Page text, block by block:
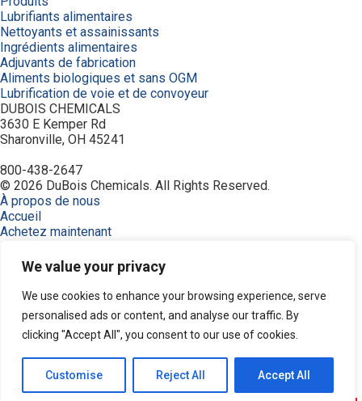
We value your privacy
We use cookies to enhance your browsing experience, serve
personalised ads or content, and analyse our traffic. By
clicking "Accept All", you consent to our use of cookies.
Customise Reject All Accept All
Lubrifiants alimentaires
Nettoyants et assainissants
Ingrédients alimentaires
Adjuvants de fabrication
Aliments biologiques et sans OGM
Lubrification de voie et de convoyeur
DUBOIS CHEMICALS
3630 E Kemper Rd
Sharonville, OH 45241
800-438-2647
© 2026 DuBois Chemicals. All Rights Reserved.
À propos de nous
Accueil
Achetez maintenant
Contactez-nous
Industries
Politique de confidentialité
Recherche de produits
Ressources
Service et soutien